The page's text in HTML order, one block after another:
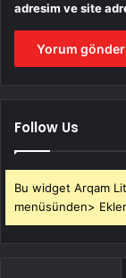
adresim ve site
Follow Us
Bu widget Arqam
menüsünden>